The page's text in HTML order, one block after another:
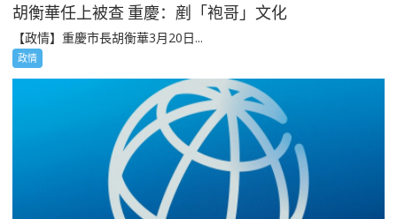
胡衡華任上被查 重慶：剷「袍哥」文化
【政情】重慶市長胡衡華3月20日...
政情